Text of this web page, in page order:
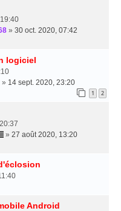
» 30 oct. 2020, 07:42
logiciel
» 14 sept. 2020, 23:20
1 2
» 27 août 2020, 13:20
Android